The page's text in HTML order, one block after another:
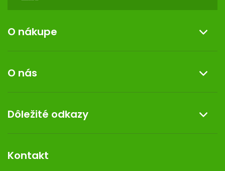
y
i
O nákupe
Reklamácia a vrátenie tovaru
Doprava a platba
Darček k nákupu
O nás
Kontakt
Dermocentrum
Dôležité odkazy
Rozhodnutie na prevádzku
Kontakt